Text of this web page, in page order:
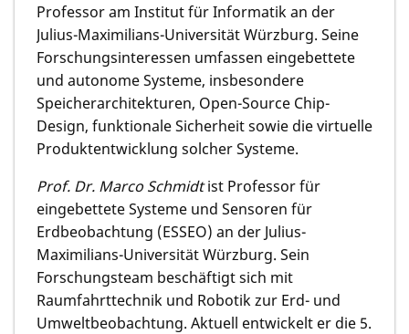
Professor am Institut für Informatik an der
Julius-Maximilians-Universität Würzburg. Seine
Forschungsinteressen umfassen eingebettete
und autonome Systeme, insbesondere
Speicherarchitekturen, Open-Source Chip-
Design, funktionale Sicherheit sowie die virtuelle
Produktentwicklung solcher Systeme.
Prof. Dr. Marco Schmidtist Professor für
eingebettete Systeme und Sensoren für
Erdbeobachtung (ESSEO) an der Julius-
Maximilians-Universität Würzburg. Sein
Forschungsteam beschäftigt sich mit
Raumfahrttechnik und Robotik zur Erd- und
Umweltbeobachtung. Aktuell entwickelt er die 5.